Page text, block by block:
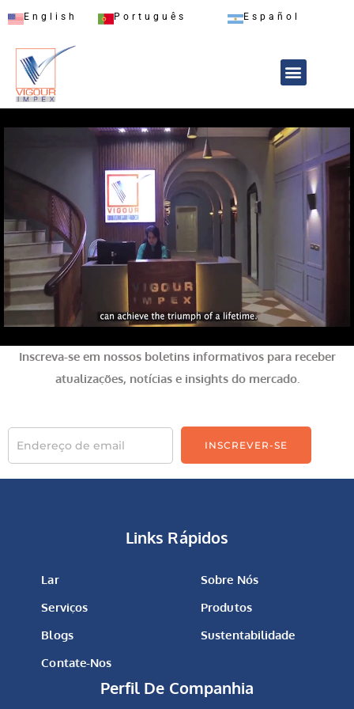
English Português Español
Inscreva-se em nossos boletins informativos para receber
atualizações, notícias e insights do mercado.
INSCREVER-SE
Links Rápidos
Lar
Sobre Nós
Serviços
Produtos
Blogs
Sustentabilidade
Contate-Nos
Perfil De Companhia